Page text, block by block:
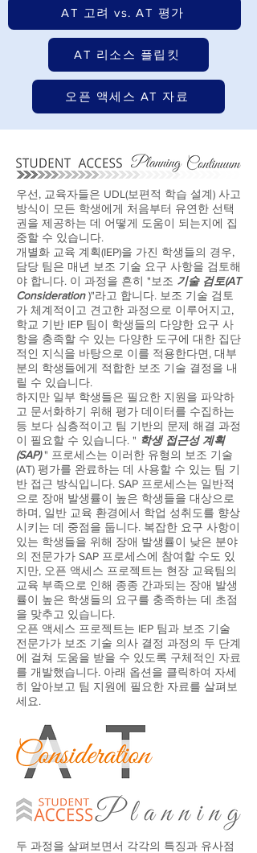
AT 고려 vs. AT 평가
AT 리소스 플립킷
오픈 액세스 AT 자료
우선, 교육자들은 UDL(보편적 학습 설계) 사고
방식이 모든 학생에게 처음부터 유연한 선택
권을 제공하는 데 어떻게 도움이 되는지에 집
중할 수 있습니다.
개별화 교육 계획(IEP)을 가진 학생들의 경우,
담당 팀은 매년 보조 기술 요구 사항을 검토해
야 합니다. 이 과정을 흔히 "보조 기술 검토(AT
Consideration)"라고 합니다. 보조 기술 검토
가 체계적이고 견고한 과정으로 이루어지고,
학교 기반 IEP 팀이 학생들의 다양한 요구 사
항을 충족할 수 있는 다양한 도구에 대한 집단
적인 지식을 바탕으로 이를 적용한다면, 대부
분의 학생들에게 적합한 보조 기술 결정을 내
릴 수 있습니다.
하지만 일부 학생들은 필요한 지원을 파악하
고 문서화하기 위해 평가 데이터를 수집하는
등 보다 심층적이고 팀 기반의 문제 해결 과정
이 필요할 수 있습니다. " 학생 접근성 계획
(SAP)" 프로세스는 이러한 유형의 보조 기술
(AT) 평가를 완료하는 데 사용할 수 있는 팀 기
반 접근 방식입니다. SAP 프로세스는 일반적
으로 장애 발생률이 높은 학생들을 대상으로
하며, 일반 교육 환경에서 학업 성취도를 향상
시키는 데 중점을 둡니다. 복잡한 요구 사항이
있는 학생들을 위해 장애 발생률이 낮은 분야
의 전문가가 SAP 프로세스에 참여할 수도 있
지만, 오픈 액세스 프로젝트는 현장 교육팀의
교육 부족으로 인해 종종 간과되는 장애 발생
률이 높은 학생들의 요구를 충족하는 데 초점
을 맞추고 있습니다.
오픈 액세스 프로젝트는 IEP 팀과 보조 기술
전문가가 보조 기술 의사 결정 과정의 두 단계
에 걸쳐 도움을 받을 수 있도록 구체적인 자료
를 개발했습니다. 아래 옵션을 클릭하여 자세
히 알아보고 팀 지원에 필요한 자료를 살펴보
세요.
두 과정을 살펴보면서 각각의 특징과 유사점